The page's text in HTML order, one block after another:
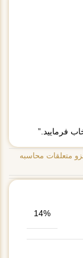
فرمایید.”
متعلقات محاسبه
14%